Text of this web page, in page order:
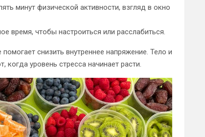
минут физической активности, взгляд в окно
время, чтобы настроиться или расслабиться.
снизить внутреннее напряжение. Тело и
уровень стресса начинает расти.